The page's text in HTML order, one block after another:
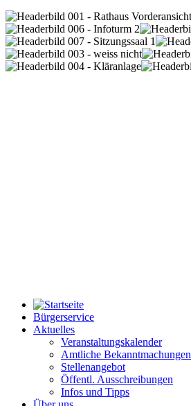
Bürgerservice
Aktuelles
Veranstaltungskalender
Amtliche Bekanntmachungen
Stellenangebot
Öffentl. Ausschreibungen
Infos und Tipps